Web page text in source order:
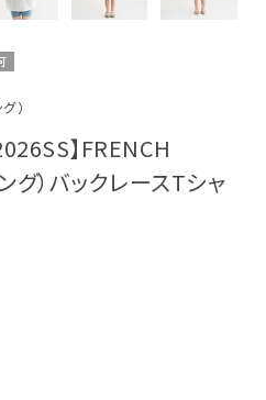
）
】FRENCH
グ）バックレースTシャ